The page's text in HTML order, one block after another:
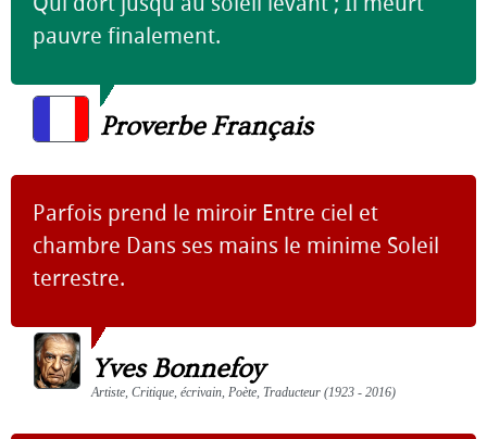
pauvre finalement.
Proverbe Français
Parfois prend le miroir Entre ciel et
chambre Dans ses mains le minime Soleil
terrestre.
Yves Bonnefoy
Artiste, Critique, écrivain, Poète, Traducteur (1923 - 2016)